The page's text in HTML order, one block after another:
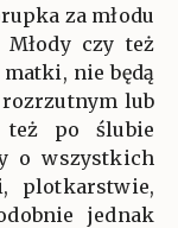
za młodu
czy też
nie będą
rozrzutnym lub
też po ślubie
o wszystkich
plotkarstwie,
jednak